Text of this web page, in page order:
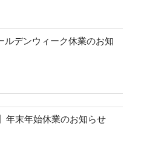
ルデンウィーク休業のお知
年末年始休業のお知らせ